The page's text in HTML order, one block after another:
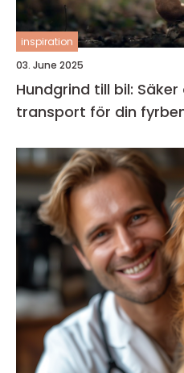
inspiration
03. June 2025
Hundgrind till bil:
transport för din